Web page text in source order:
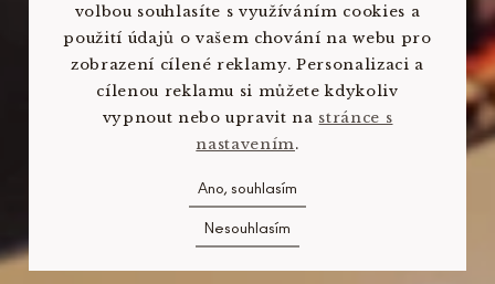
volbou souhlasíte s využíváním cookies a
použití údajů o vašem chování na webu pro
zobrazení cílené reklamy. Personalizaci a
cílenou reklamu si můžete kdykoliv
vypnout nebo upravit na stránce s
nastavením.
Ano, souhlasím
Nesouhlasím